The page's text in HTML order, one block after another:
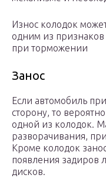
Износ колодок
одним из признаков
при торможении
Занос
Если автомобиль
сторону, то
одной из колодок.
разворачивания,
Кроме колодок
появления задиров
дисков.